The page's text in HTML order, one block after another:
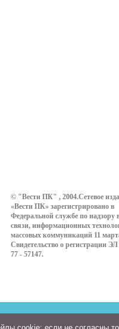
© "Вести ПК" , 2004.Сетевое
«Вести ПК» зарегистрировано в
Федеральной службе по надзору
связи, информационных
массовых коммуникаций 11
Свидетельство о регистрации
77 - 57147.